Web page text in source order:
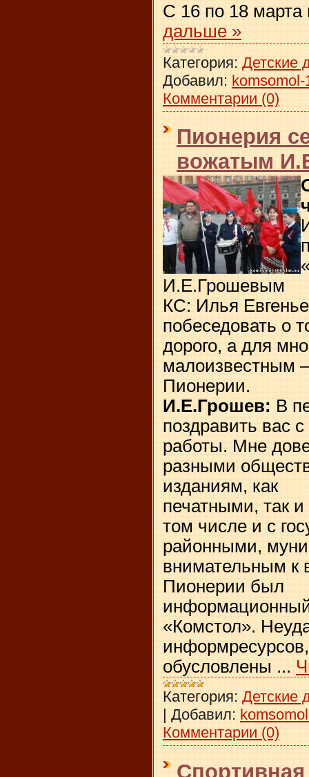
С 16 по 18
дальше »
Категория: Детские
Добавил: komsomol-
Комментарии (0)
Пионерия
вожатым
И.Е.Грошевым
КС: Илья
побеседовать о
дорого, а для
малоизвестным
Пионерии.
И.Е.Грошев: В
поздравить вас
работы. Мне
разными
изданиям, как
печатными, так
том числе и с
районными,
внимательным к
Пионерии был
«Комстол».
обусловлены ...
Категория: Детские
| Добавил:
Комментарии (0)